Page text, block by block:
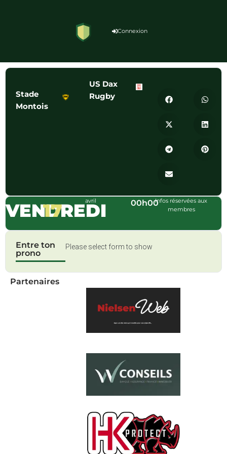
Connexion
Stade
Montois
US Dax
Rugby
VENDREDI
17 avril 00h00Infos réservées aux
membres
Entre ton
prono
Please select form to show
Partenaires